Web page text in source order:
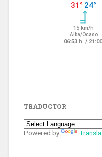
TRADUCTOR
Powered by